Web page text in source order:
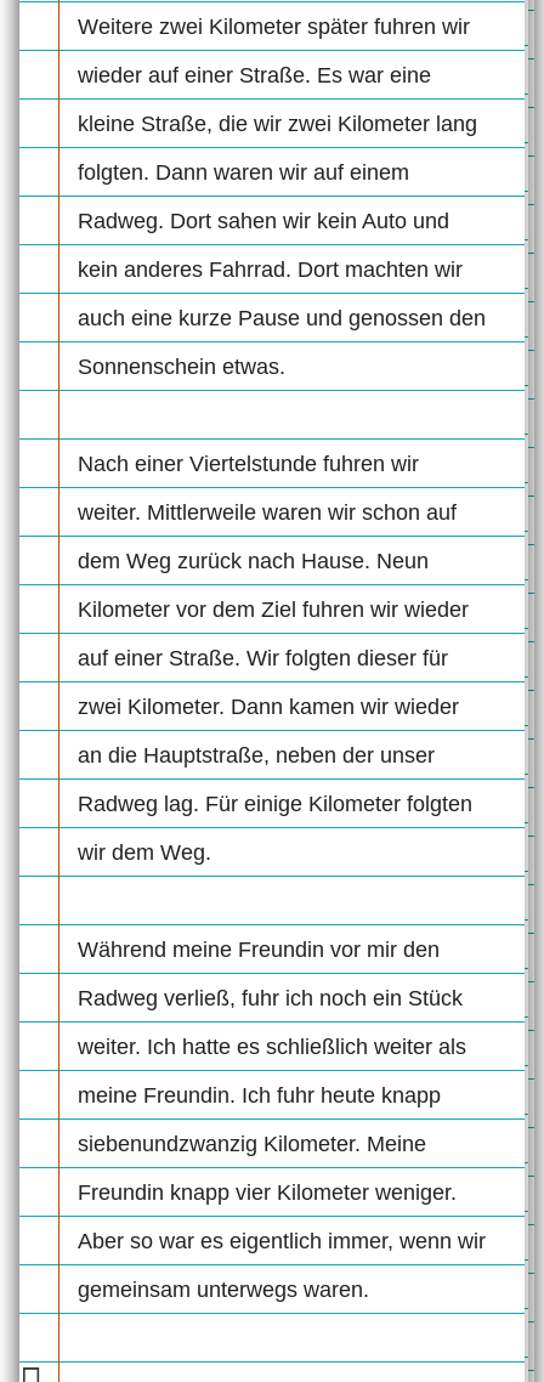
Weitere zwei Kilometer später fuhren wir
wieder auf einer Straße. Es war eine
kleine Straße, die wir zwei Kilometer lang
folgten. Dann waren wir auf einem
Radweg. Dort sahen wir kein Auto und
kein anderes Fahrrad. Dort machten wir
auch eine kurze Pause und genossen den
Sonnenschein etwas.
Nach einer Viertelstunde fuhren wir
weiter. Mittlerweile waren wir schon auf
dem Weg zurück nach Hause. Neun
Kilometer vor dem Ziel fuhren wir wieder
auf einer Straße. Wir folgten dieser für
zwei Kilometer. Dann kamen wir wieder
an die Hauptstraße, neben der unser
Radweg lag. Für einige Kilometer folgten
wir dem Weg.
Während meine Freundin vor mir den
Radweg verließ, fuhr ich noch ein Stück
weiter. Ich hatte es schließlich weiter als
meine Freundin. Ich fuhr heute knapp
siebenundzwanzig Kilometer. Meine
Freundin knapp vier Kilometer weniger.
Aber so war es eigentlich immer, wenn wir
gemeinsam unterwegs waren.